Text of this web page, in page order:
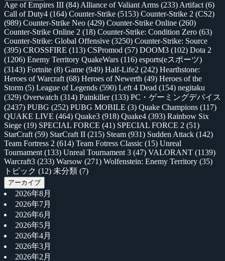
Age of Empires III (84) Alliance of Valiant Arms (233) Artifact (6)
Call of Duty4 (164) Counter-Strike (5153) Counter-Strike 2 (CS2)
(989) Counter-Strike Neo (429) Counter-Strike Online (260)
Counter-Strike Online 2 (18) Counter-Strike: Condition Zero (63)
Counter-Strike: Global Offensive (3250) Counter-Strike: Source
(395) CROSSFIRE (113) CSPromod (57) DOOM3 (102) Dota 2
(1206) Enemy Territory QuakeWars (116) esports(eスポーツ)
(3143) Fortnite (8) Game (949) Half-Life2 (242) Hearthstone:
Heroes of Warcraft (68) Heroes of Newerth (49) Heroes of the
Storm (5) League of Legends (590) Left 4 Dead (154) negitaku
(329) Overwatch (314) Painkiller(133) PC・ゲーミングデバイス
(2437) PUBG (252) PUBG MOBILE (3) Quake Champions (117)
QUAKE LIVE (464) Quake3 (918) Quake4 (393) Rainbow Six
Siege (19) SPECIAL FORCE (41) SPECIAL FORCE 2 (51)
StarCraft (59) StarCraft II (215) Steam (931) Sudden Attack (142)
Team Fortress 2 (614) Team Fotress Classic (15) Unreal
Tournament (133) Unreal Tournament 3 (47) VALORANT (1139)
Warcraft3 (233) Warsow (271) Wolfenstein: Enemy Territory (35)
トピック (12) 未分類 (7)
アーカイブ
2026年8月
2026年7月
2026年6月
2026年5月
2026年4月
2026年3月
2026年2月